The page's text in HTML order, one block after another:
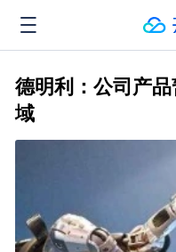
德明利：公司产
域